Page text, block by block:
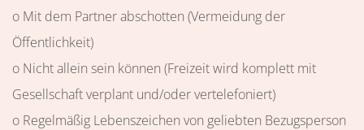
o Mit dem Partner abschotten (Vermeidung der
Öffentlichkeit)
o Nicht allein sein können (Freizeit wird komplett mit
Gesellschaft verplant und/oder vertelefoniert)
o Regelmäßig Lebenszeichen von geliebten Bezugsperson